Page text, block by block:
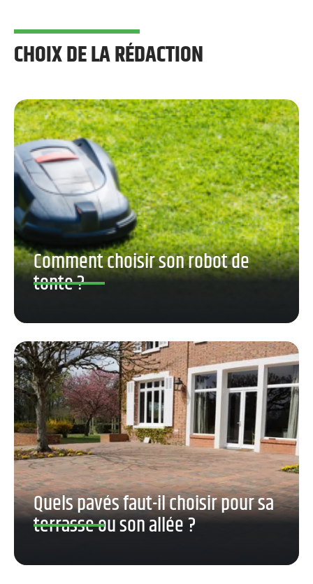
CHOIX DE LA RÉDACTION
Comment choisir son robot de
tonte ?
Quels pavés faut-il choisir pour sa
terrasse ou son allée ?